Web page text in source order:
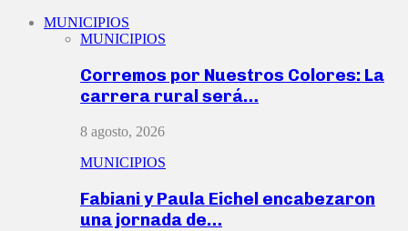
MUNICIPIOS
MUNICIPIOS
Corremos por Nuestros Colores: La
carrera rural será…
8 agosto, 2026
MUNICIPIOS
Fabiani y Paula Eichel encabezaron
una jornada de…